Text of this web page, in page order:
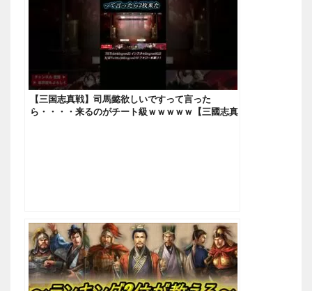
【三国志真戦】司馬懿欲しいですって言った
ら・・・・来るのがチート級ｗｗｗｗｗ【三國志真